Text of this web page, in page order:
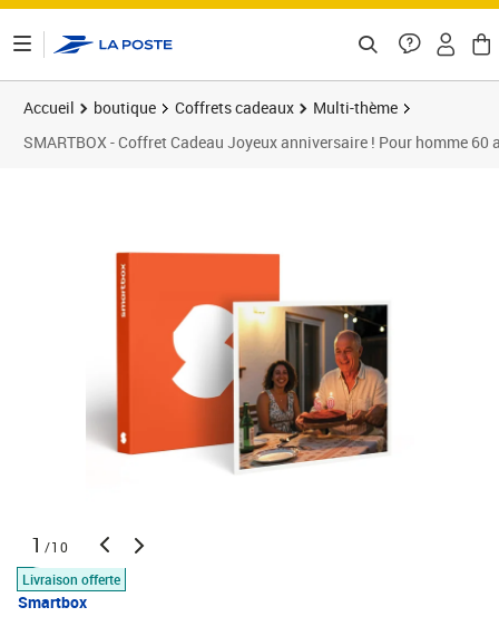
Accueil boutique Coffrets cadeaux
Multi-thème
SMARTBOX - Coffret Cadeau Joyeux anniversaire ! Pour homme 60
1 /10
Livraison offerte
Smartbox